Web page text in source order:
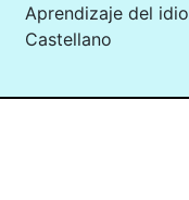
Aprendizaje del
Castellano